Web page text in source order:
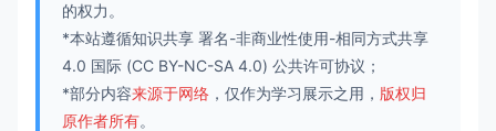
的权力。
*本站遵循知识共享 署名-非商业性使用-相同方式共享
4.0 国际 (CC BY-NC-SA 4.0) 公共许可协议；
*部分内容来源于网络 ，仅作为学习展示之用， 版权归
原作者所有。